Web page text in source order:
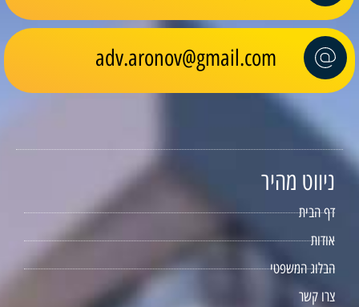
adv.aronov@gmail.com
ניווט מהיר
דף הבית
אודות
הבלוג המשפטי
צרו קשר